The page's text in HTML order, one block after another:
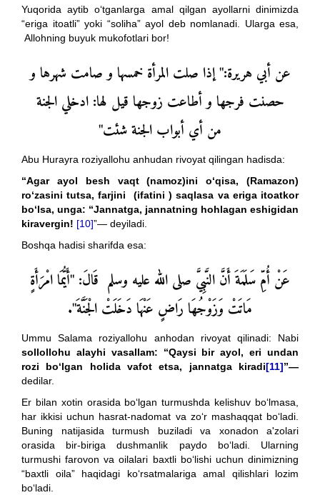
Yuqorida aytib o‘tganlarga amal qilgan ayollarni dinimizda
“eriga itoatli” yoki “soliha” ayol deb nomlanadi. Ularga esa,
Allohning buyuk mukofotlari bor!
عن أبي هريرة:" إذا صلت المرأة خمسها و صامت شهرها و
حصنت فرجها و أطاعت زوجها قيل لها: ادخلي الجنة
من أي أبواب الجنة شئت"
Abu Hurayra roziyallohu anhudan rivoyat qilingan hadisda:
“Agar ayol besh vaqt (namoz)ini o‘qisa, (Ramazon)
ro‘zasini tutsa, farjini (ifatini ) saqlasa va eriga itoatkor
bo‘lsa, unga: “Jannatga, jannatning hohlagan eshigidan
kiravergin! [10]”— deyiladi.
Boshqa hadisi sharifda esa:
عَنْ أُمِّ سَلَمَةَ أَنَّ النَّبِيَّ صلى الله عليه وسلم قَالَ: "أَيُّمَا امْرَأَةٍ
مَاتَتْ وَزَوْجُهَا رَاضٍ عَنْهَا دَخَلَتْ الْجَنَّةَ".
Ummu Salama roziyallohu anhodan rivoyat qilinadi: Nabi
sollollohu alayhi vasallam: “Qaysi bir ayol, eri undan
rozi bo‘lgan holida vafot etsa, jannatga kiradi[11]”—
dedilar.
Er bilan xotin orasida bo‘lgan turmushda kelishuv bo‘lmasa,
har ikkisi uchun hasrat-nadomat va zo‘r mashaqqat bo‘ladi.
Buning natijasida turmush buziladi va xonadon a'zolari
orasida bir-biriga dushmanlik paydo bo‘ladi. Ularning
turmushi farovon va oilalari baxtli bo‘lishi uchun dinimizning
“baxtli oila” haqidagi ko‘rsatmalariga amal qilishlari lozim
bo‘ladi.